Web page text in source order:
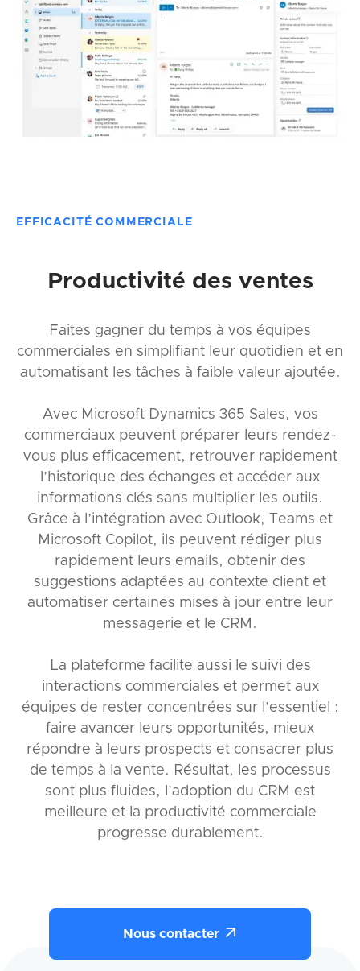
EFFICACITÉ COMMERCIALE
Productivité des ventes
Faites gagner du temps à vos équipes
commerciales en simplifiant leur quotidien et en
automatisant les tâches à faible valeur ajoutée.
Avec Microsoft Dynamics 365 Sales, vos
commerciaux peuvent préparer leurs rendez-
vous plus efficacement, retrouver rapidement
l’historique des échanges et accéder aux
informations clés sans multiplier les outils.
Grâce à l’intégration avec Outlook, Teams et
Microsoft Copilot, ils peuvent rédiger plus
rapidement leurs emails, obtenir des
suggestions adaptées au contexte client et
automatiser certaines mises à jour entre leur
messagerie et le CRM.
La plateforme facilite aussi le suivi des
interactions commerciales et permet aux
équipes de rester concentrées sur l’essentiel :
faire avancer leurs opportunités, mieux
répondre à leurs prospects et consacrer plus
de temps à la vente. Résultat, les processus
sont plus fluides, l’adoption du CRM est
meilleure et la productivité commerciale
progresse durablement.
Nous contacter 